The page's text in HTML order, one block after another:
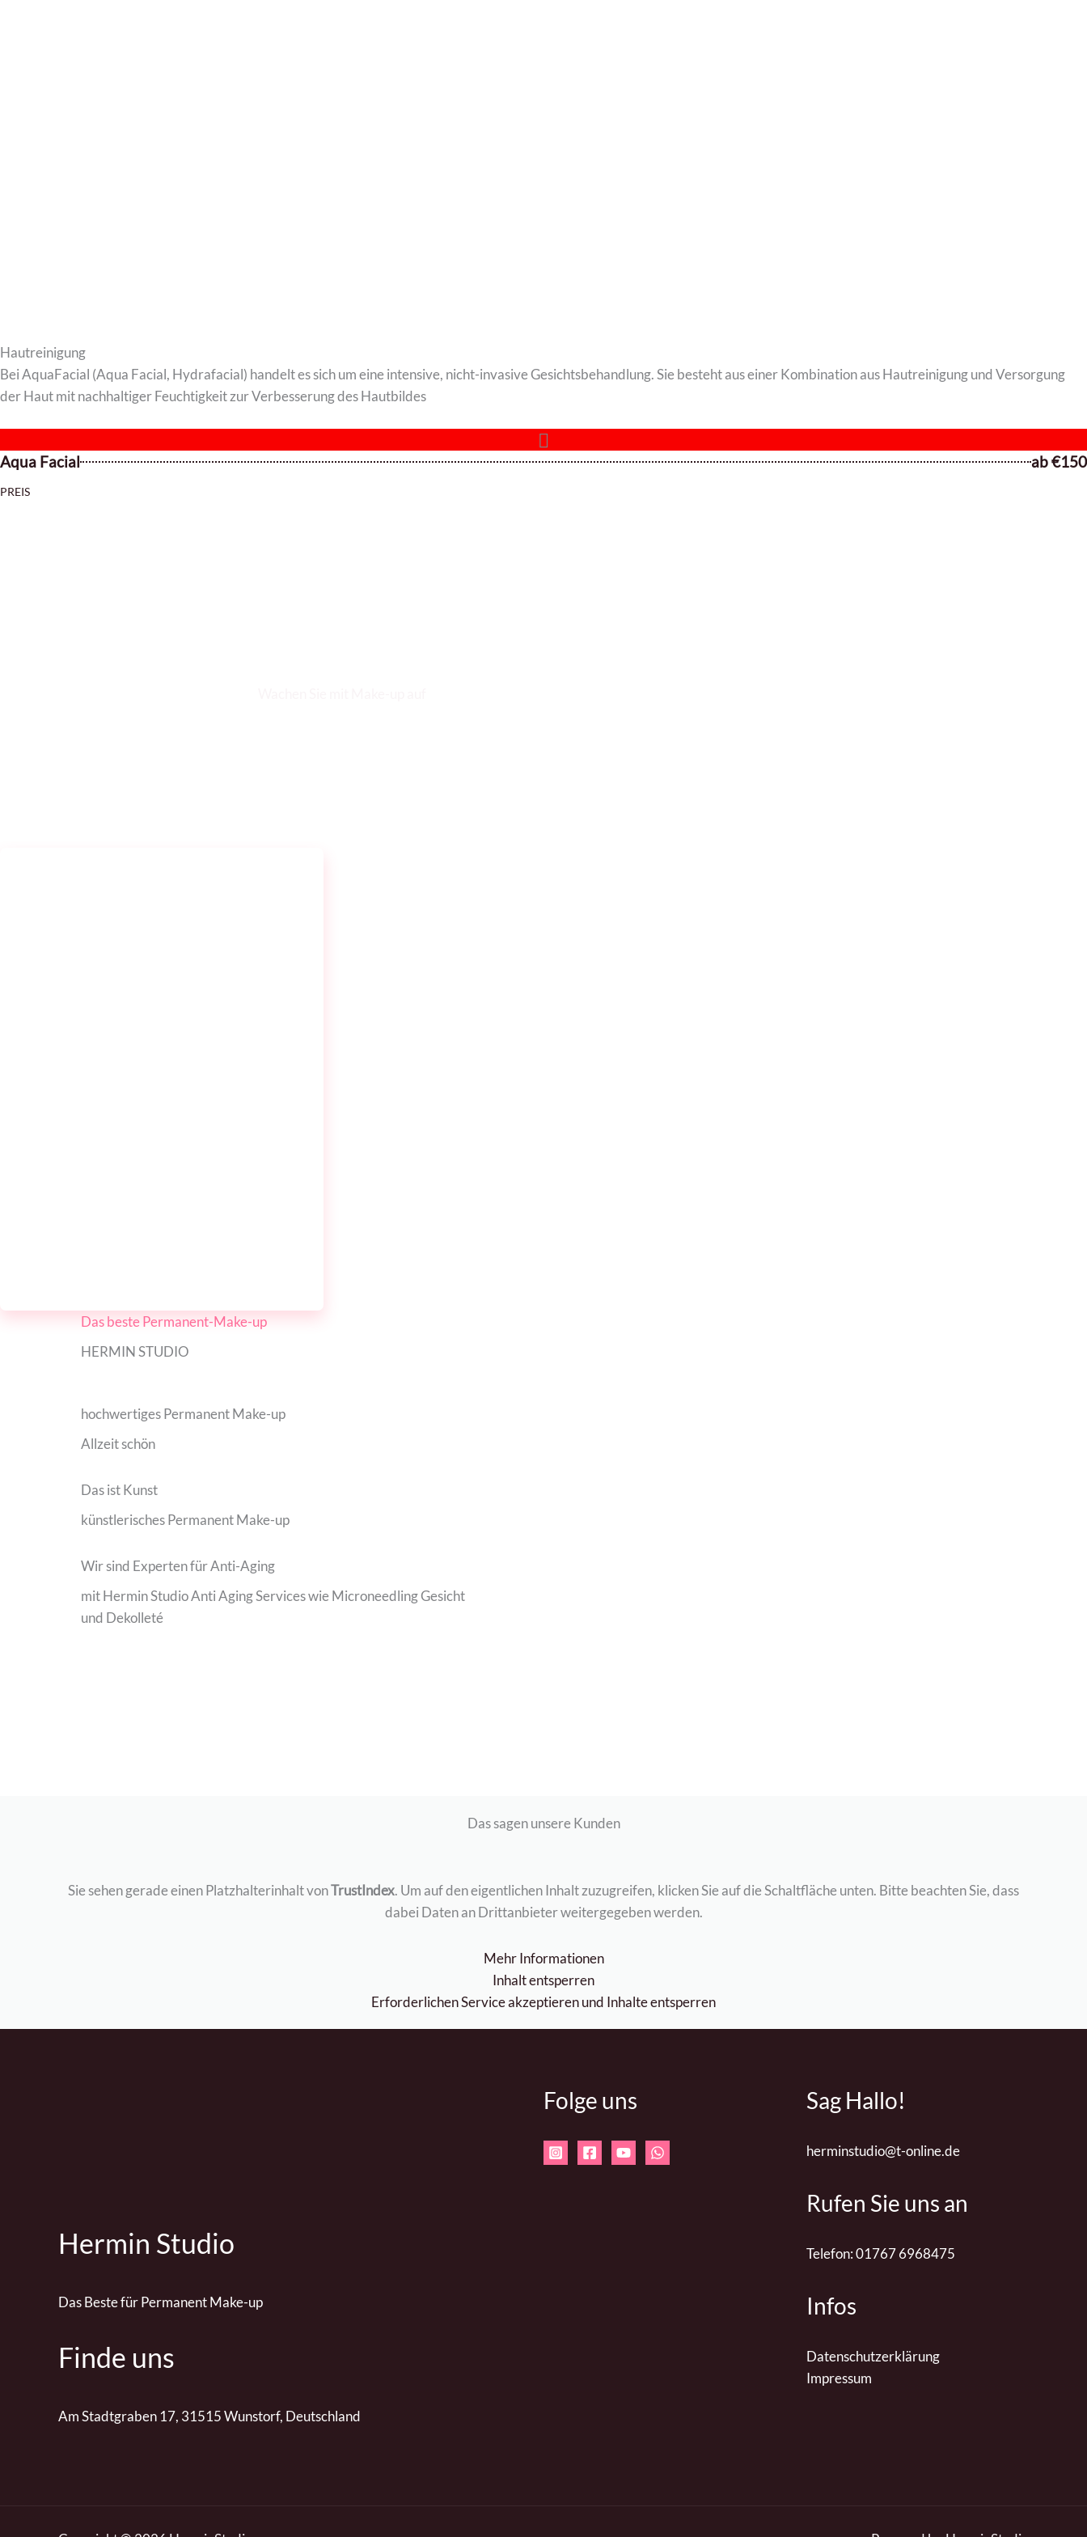
Hautreinigung
Bei AquaFacial (Aqua Facial, Hydrafacial) handelt es sich um eine intensive, nicht-invasive Gesichtsbehandlung. Sie besteht aus einer Kombination aus Hautreinigung und Versorgung
der Haut mit nachhaltiger Feuchtigkeit zur Verbesserung des Hautbildes
Aqua Facial ab €150
PREIS
Das beste Permanent-Make-up
HERMIN STUDIO
hochwertiges Permanent Make-up
Allzeit schön
Das ist Kunst
künstlerisches Permanent Make-up
Wir sind Experten für Anti-Aging
mit Hermin Studio Anti Aging Services wie Microneedling Gesicht
und Dekolleté
Das sagen unsere Kunden
Sie sehen gerade einen Platzhalterinhalt vonTrustIndex. Um auf den eigentlichen Inhalt zuzugreifen, klicken Sie auf die Schaltfläche unten. Bitte beachten Sie, dass
dabei Daten an Drittanbieter weitergegeben werden.
Mehr Informationen
Inhalt entsperren
Erforderlichen Service akzeptieren und Inhalte entsperren
Hermin Studio
Das Beste für Permanent Make-up
Finde uns
Am Stadtgraben 17, 31515 Wunstorf, Deutschland
Folge uns Sag Hallo!
herminstudio@t-online.de
Rufen Sie uns an
Telefon: 01767 6968475
Infos
Datenschutzerklärung
Impressum